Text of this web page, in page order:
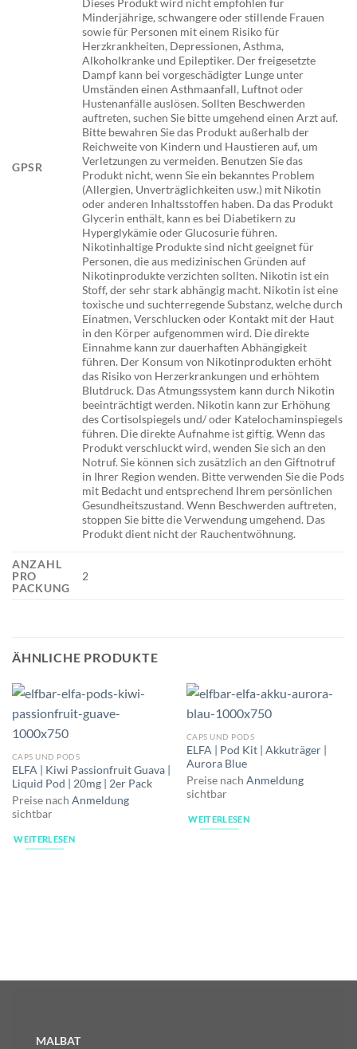
GPSR
Minderjährige, schwangere oder stillende Frauen
sowie für Personen mit einem Risiko für
Herzkrankheiten, Depressionen, Asthma,
Alkoholkranke und Epileptiker. Der freigesetzte
Dampf kann bei vorgeschädigter Lunge unter
Umständen einen Asthmaanfall, Luftnot oder
Hustenanfälle auslösen. Sollten Beschwerden
auftreten, suchen Sie bitte umgehend einen Arzt auf.
Bitte bewahren Sie das Produkt außerhalb der
Reichweite von Kindern und Haustieren auf, um
Verletzungen zu vermeiden. Benutzen Sie das
Produkt nicht, wenn Sie ein bekanntes Problem
(Allergien, Unverträglichkeiten usw.) mit Nikotin
oder anderen Inhaltsstoffen haben. Da das Produkt
Glycerin enthält, kann es bei Diabetikern zu
Hyperglykämie oder Glucosurie führen.
Nikotinhaltige Produkte sind nicht geeignet für
Personen, die aus medizinischen Gründen auf
Nikotinprodukte verzichten sollten. Nikotin ist ein
Stoff, der sehr stark abhängig macht. Nikotin ist eine
toxische und suchterregende Substanz, welche durch
Einatmen, Verschlucken oder Kontakt mit der Haut
in den Körper aufgenommen wird. Die direkte
Einnahme kann zur dauerhaften Abhängigkeit
führen. Der Konsum von Nikotinprodukten erhöht
das Risiko von Herzerkrankungen und erhöhtem
Blutdruck. Das Atmungssystem kann durch Nikotin
beeinträchtigt werden. Nikotin kann zur Erhöhung
des Cortisolspiegels und/ oder Katelochaminspiegels
führen. Die direkte Aufnahme ist giftig. Wenn das
Produkt verschluckt wird, wenden Sie sich an den
Notruf. Sie können sich zusätzlich an den Giftnotruf
in Ihrer Region wenden. Bitte verwenden Sie die Pods
mit Bedacht und entsprechend Ihrem persönlichen
Gesundheitszustand. Wenn Beschwerden auftreten,
stoppen Sie bitte die Verwendung umgehend. Das
Produkt dient nicht der Rauchentwöhnung.
ANZAHL
PRO
PACKUNG
2
ÄHNLICHE PRODUKTE
CAPS UND PODS
ELFA | Kiwi Passionfruit Guava |
Liquid Pod | 20mg | 2er Pack
Preise nach Anmeldung
sichtbar
WEITERLESEN
CAPS UND PODS
ELFA | Pod Kit | Akkuträger |
Aurora Blue
Preise nach Anmeldung
sichtbar
WEITERLESEN
MALBAT